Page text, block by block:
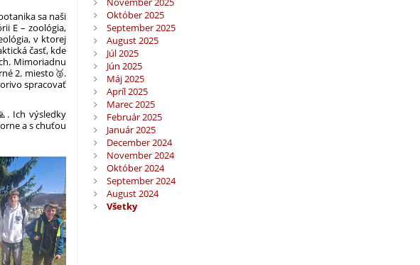
sa naši
E – zoológia,
v ktorej
časť, kde
Mimoriadnu
2. miesto🥈.
spracovať
Ich výsledky
a s chuťou
Október 2025
September 2025
August 2025
Júl 2025
Jún 2025
Máj 2025
Apríl 2025
Marec 2025
Február 2025
Január 2025
December 2024
November 2024
Október 2024
September 2024
August 2024
Všetky